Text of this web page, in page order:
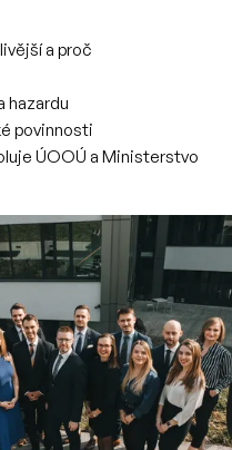
a proč
hazardu
povinnosti
ÚOOÚ a Ministerstvo